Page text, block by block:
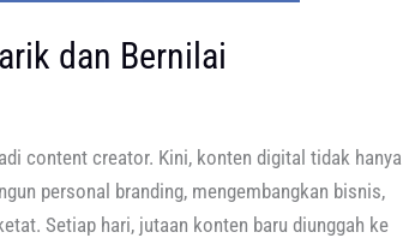
dan Bernilai
content creator. Kini, konten digital tidak hanya
personal branding, mengembangkan bisnis,
Setiap hari, jutaan konten baru diunggah ke